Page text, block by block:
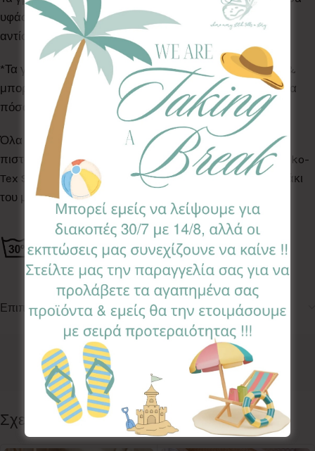
υφάσματα και έχουν ύψος 18εκ. Δώρο η κορδέλα σε
αντίστοιχο χρώμα, για να το κρεμάσετε.
*Τα γράμματα δεν είναι ραμμένα πάνω στην κορδέλα &
μπορούν να μετακινηθούν ελέυθερα πάνω της, ανάλογα
πόσο αραιά ή πυκνά τα θέλετε εσείς.
Όλα τα Υφάσματα της συλλογής μας είναι ελεγμένα &
πιστοποιημένα για βλαβερές ουσίες σύμφωνα με το Oeko-
Tex Standard 100, κατάλληλα για το ευαίσθητο δερματάκι
του μωρού σας.
Επιπλέον πληροφορίες
Κωδικός προϊόντος:
NBR-BL-1
Κατηγορίες:
NAME BANNER
Follow:
Σχετικά προϊόντα